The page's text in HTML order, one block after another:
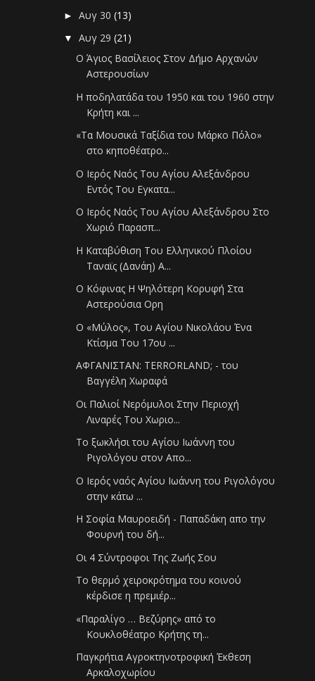
►Αυγ 30(13)
▼Αυγ 29(21)
Ο Άγιος Βασίλειος Στον Δήμο Αρχανών
Αστερουσίων
Η ποδηλατάδα του 1950 και του 1960 στην
Κρήτη και ...
«Τα Μουσικά Ταξίδια του Μάρκο Πόλο»
στο κηποθέατρο...
Ο Ιερός Ναός Του Αγίου Αλεξάνδρου
Εντός Του Εγκατα...
Ο Ιερός Ναός Του Αγίου Αλεξάνδρου Στο
Χωριό Παρασπ...
Η Καταβύθιση Του Ελληνικού Πλοίου
Ταναϊς (Δανάη) Α...
Ο Κόφινας Η Ψηλότερη Κορυφή Στα
Αστερούσια Ορη
Ο «Μύλος», Του Αγίου Νικολάου Ένα
Κτίσμα Του 17ου ...
ΑΦΓΑΝΙΣΤΑΝ: TERRORLAND; - του
Βαγγέλη Χωραφά
Οι Παλιοί Νερόμυλοι Στην Περιοχή
Λιναρές Του Χωριο...
Το ξωκλήσι του Αγίου Ιωάννη του
Ριγολόγου στον Απο...
Ο Ιερός ναός Αγίου Ιωάννη του Ριγολόγου
στην κάτω ...
Η Σοφία Μαυροειδή - Παπαδάκη απο την
Φουρνή του δή...
Οι 4 Σύντροφοι Της Ζωής Σου
Το θερμό χειροκρότημα του κοινού
κέρδισε η πρεμιέρ...
«Παραλίγο … Βεζύρης» από το
Κουκλοθέατρο Κρήτης τη...
Παγκρήτια Αγροκτηνοτροφική Έκθεση
Αρκαλοχωρίου